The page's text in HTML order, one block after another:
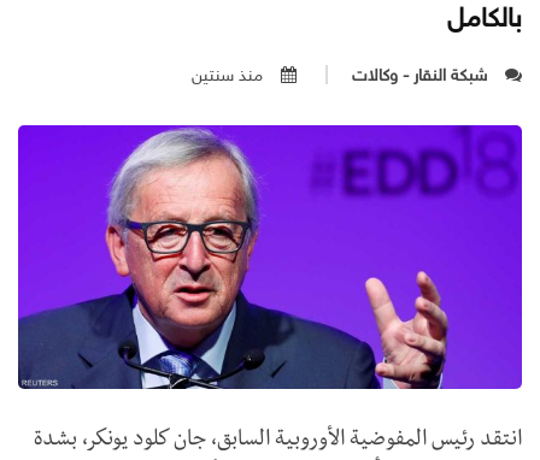
بالكامل
شبكة النقار - وكالات منذ سنتين
انتقد رئيس المفوضية الأوروبية السابق، جان كلود يونكر، بشدة